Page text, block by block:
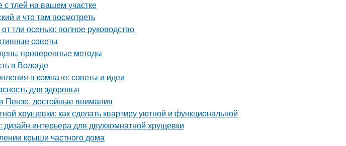
с тлей на вашем участке
и что там посмотреть
тли осенью: полное руководство
советы
проверенные методы
в Вологде
в комнате: советы и идеи
для здоровья
Пензе, достойные внимания
хрущевки: как сделать квартиру уютной и функциональной
интерьера для двухкомнатной хрущевки
крыши частного дома